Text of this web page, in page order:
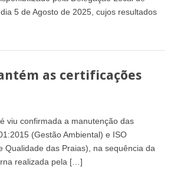
5 de Agosto de 2025, cujos resultados
as certificações
viu confirmada a manutenção das
(Gestão Ambiental) e ISO
Qualidade das Praias), na sequência da
realizada pela […]